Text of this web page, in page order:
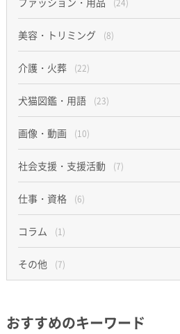
(24)
美容・トリミング (8)
介護・火葬 (22)
犬猫図鑑・用語 (23)
画像・動画 (10)
社会支援・支援活動 (7)
仕事・資格 (6)
コラム (1)
その他 (7)
おすすめのキーワード